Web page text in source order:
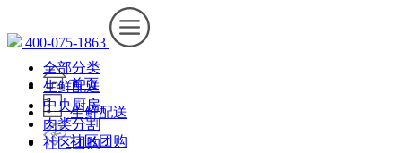
400-075-1863
首页
生鲜配送
社区团购
全部分类
生鲜配送
中央厨房
肉类分割
社区团购